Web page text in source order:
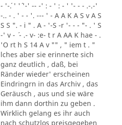
- '-´. ' '´ '-' -- -' : - ' : - ' '- - - .-.-'
-.. - . ' - - '. --- ' - A A K A S v A S
S S ". - i " . A - '-S -r '- - - "- . ' S
-' v - ´ - .- v- :e- t r A AA K hae - .
'O rt h S 14 A v "" , " iem t . "
lches aber sie erinnerte sich
ganz deutlich , daß, bei
Ränder wieder' erscheinen
Eindringrn in das Archiv , das
Geräusch , aus und sie wäre
ihm dann dorthin zu geben .
Wirklich gelang es ihr auch
nach schutzlos preisgegeben